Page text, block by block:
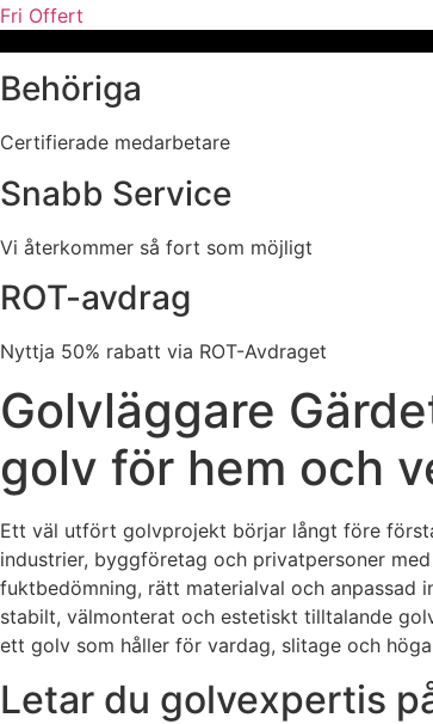
Fri Offert
Behöriga
Certifierade medarbetare
Snabb Service
Vi återkommer så fort som möjligt
ROT-avdrag
Nyttja 50% rabatt via ROT-Avdraget
Golvläggare
golv för hem och
Ett väl utfört golvprojekt börjar långt före
industrier, byggföretag och privatpersoner
fuktbedömning, rätt materialval och anpassad
stabilt, välmonterat och estetiskt tilltalande
ett golv som håller för vardag, slitage och
Letar du golvexpertis